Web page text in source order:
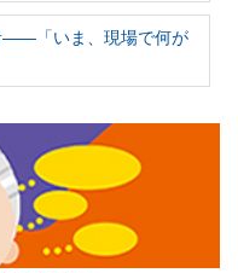
――「いま、現場で何が